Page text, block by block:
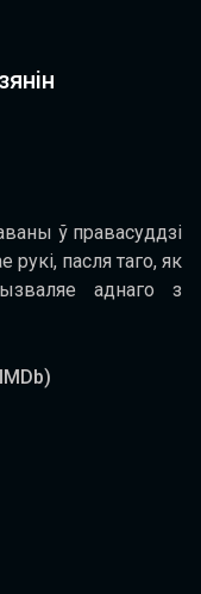
ў правасуддзі
пасля таго, як
аднаго з